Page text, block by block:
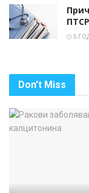
ПТСР
5
Don't Miss